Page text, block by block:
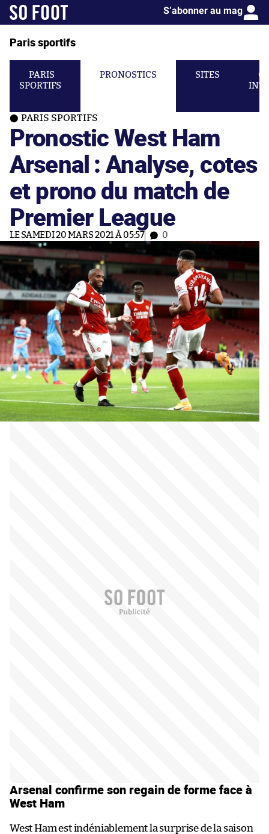
S’abonner au mag
Paris sportifs
PARIS
SPORTIFS
PRONOSTICS SITES
PARIS SPORTIFS
Pronostic West Ham
Arsenal : Analyse, cotes
et prono du match de
Premier League
LE SAMEDI 20 MARS 2021 À 05:57 0
Arsenal confirme son regain de forme face à
West Ham
West Ham est indéniablement la surprise de la saison